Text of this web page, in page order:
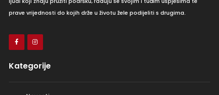
prave vrijednosti do kojih drže u životu žele podijeliti s drugima.
Kategorije